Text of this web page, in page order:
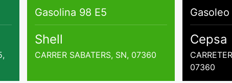
Gasolina 98 E5
Shell
CARRER SABATERS, SN, 07360
Gasoleo
Cepsa
07360